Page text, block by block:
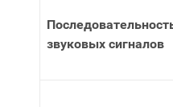
звуковых сигналов